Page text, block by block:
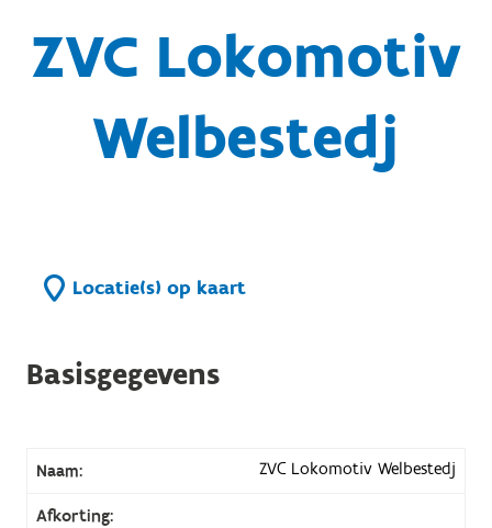
ZVC Lokomotiv
Welbestedj
Locatie(s) op kaart
Basisgegevens
Naam: ZVC Lokomotiv Welbestedj
Afkorting: